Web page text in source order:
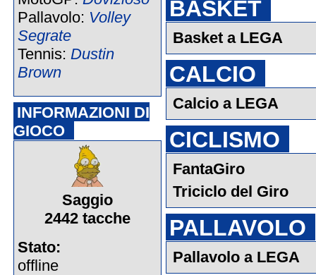
Pallavolo: Volley
Segrate
Tennis: Dustin
Brown
INFORMAZIONI DI
GIOCO
Saggio
2442 tacche
Stato:
offline
BASKET
Basket a LEGA
CALCIO
Calcio a LEGA
CICLISMO
FantaGiro
Triciclo del Giro
PALLAVOLO
Pallavolo a LEGA